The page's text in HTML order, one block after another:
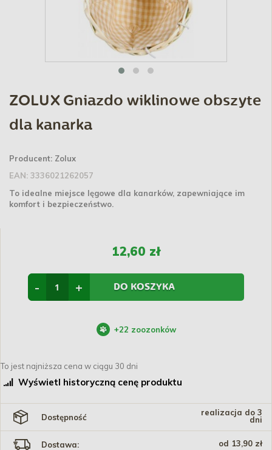
ZOLUX Gniazdo wiklinowe obszyte
dla kanarka
Producent: Zolux
EAN: 3336021262057
To idealne miejsce lęgowe dla kanarków, zapewniające im
komfort i bezpieczeństwo.
12,60 zł
+
- DO KOSZYKA
+22 zoozonków
To jest najniższa cena w ciągu 30 dni
Wyświetl historyczną cenę produktu
Dostępność
realizacja do 3
dni
Dostawa: od 13,90 zł